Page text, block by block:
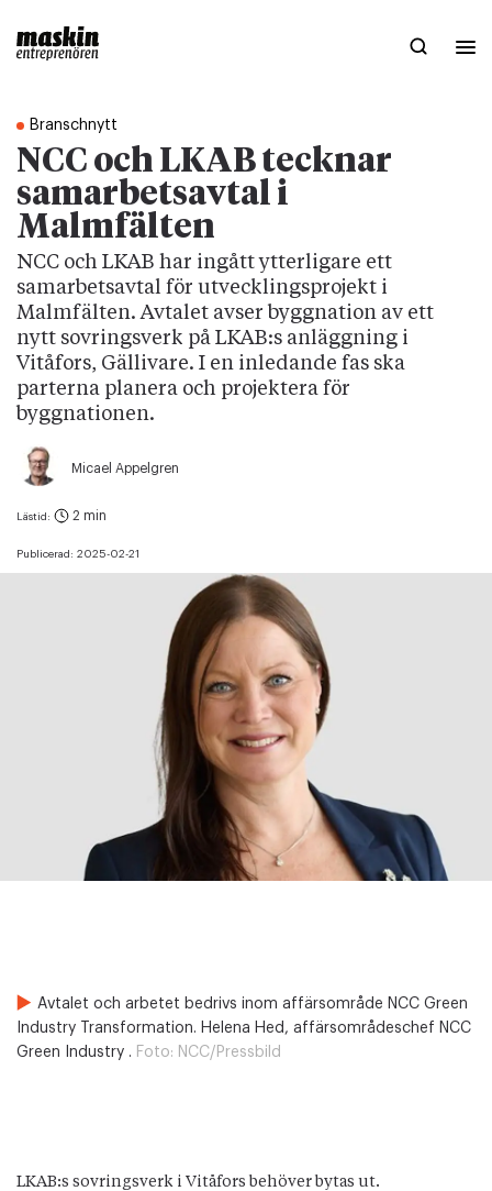
Branschnytt
NCC och LKAB tecknar
samarbetsavtal i
Malmfälten
NCC och LKAB har ingått ytterligare ett
samarbetsavtal för utvecklingsprojekt i
Malmfälten. Avtalet avser byggnation av ett
nytt sovringsverk på LKAB:s anläggning i
Vitåfors, Gällivare. I en inledande fas ska
parterna planera och projektera för
byggnationen.
Micael Appelgren
Publicerad: 2025-02-21
Lästid: 2 min
Avtalet och arbetet bedrivs inom affärsområde NCC Green
Industry Transformation. Helena Hed, affärsområdeschef NCC
Green Industry . Foto: NCC/Pressbild
LKAB:s sovringsverk i Vitåfors behöver bytas ut.